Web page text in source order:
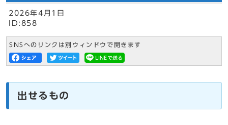
2026年4月1日
ID:858
SNSへのリンクは別ウィンドウで開きます
出せるもの